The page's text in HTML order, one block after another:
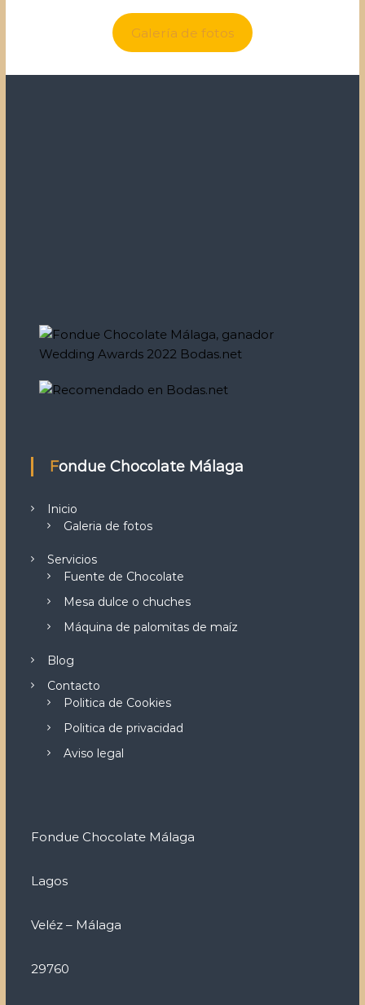
Galería de fotos
Fondue Chocolate Málaga
Inicio
Galeria de fotos
Servicios
Fuente de Chocolate
Mesa dulce o chuches
Máquina de palomitas de maíz
Blog
Contacto
Politica de Cookies
Politica de privacidad
Aviso legal
Fondue Chocolate Málaga
Lagos
Veléz – Málaga
29760